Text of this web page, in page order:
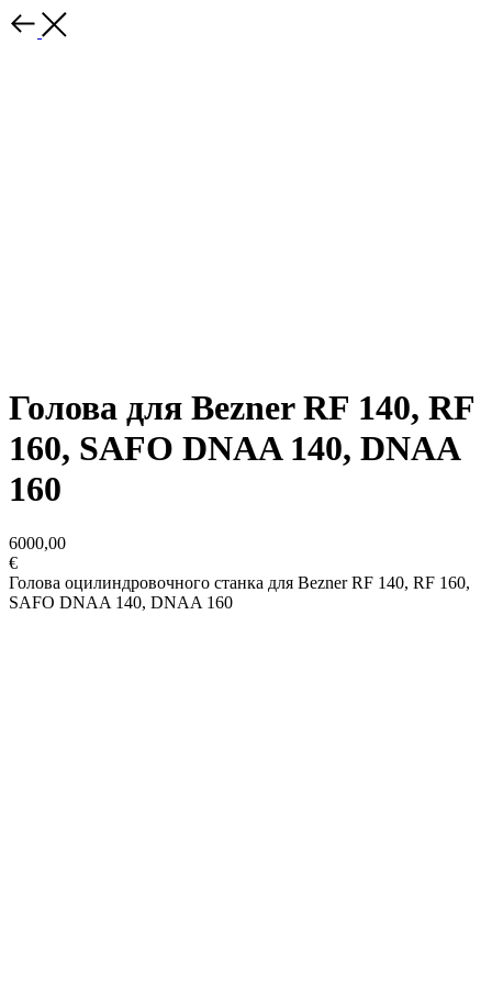
Голова для Bezner RF 140, RF
160, SAFO DNAA 140, DNAA
160
6000,00
€
Голова оцилиндровочного станка для Bezner RF 140, RF 160,
SAFO DNAA 140, DNAA 160